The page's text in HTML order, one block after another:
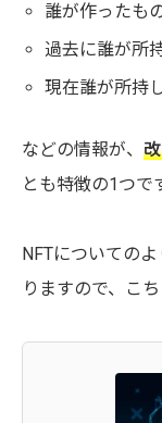
誰が作ったも
過去に誰が所
現在誰が所持
などの情報が、
とも特徴の1つで
NFTについての
りますので、こ